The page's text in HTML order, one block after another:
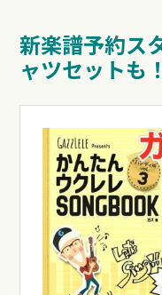
新楽譜予約ス
ャツセットも